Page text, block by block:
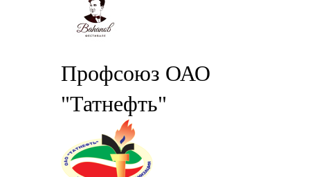
Профсоюз ОАО
"Татнефть"